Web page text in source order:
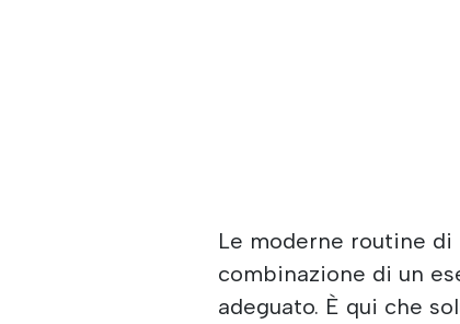
Le moderne routine
combinazione di un
adeguato. È qui che